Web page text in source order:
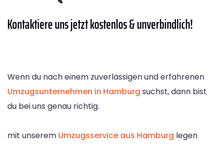
Kontaktiereuns jetzt kostenlos & unverbindlich!
Wenn du nach einem zuverlässigen und erfahrenen
Umzugsunternehmen in Hamburg suchst, dann bist
du bei uns genau richtig.
mit unserem Umzugsservice aus Hamburg legen